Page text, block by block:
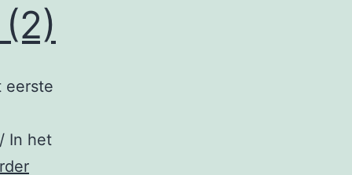
eerste
In het
Identificatie